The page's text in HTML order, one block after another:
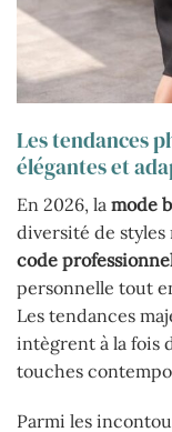
Les tendances
élégantes et
En 2026, la mode
diversité de
code
personnelle tout
Les tendances
intègrent à la fois
touches
Parmi les